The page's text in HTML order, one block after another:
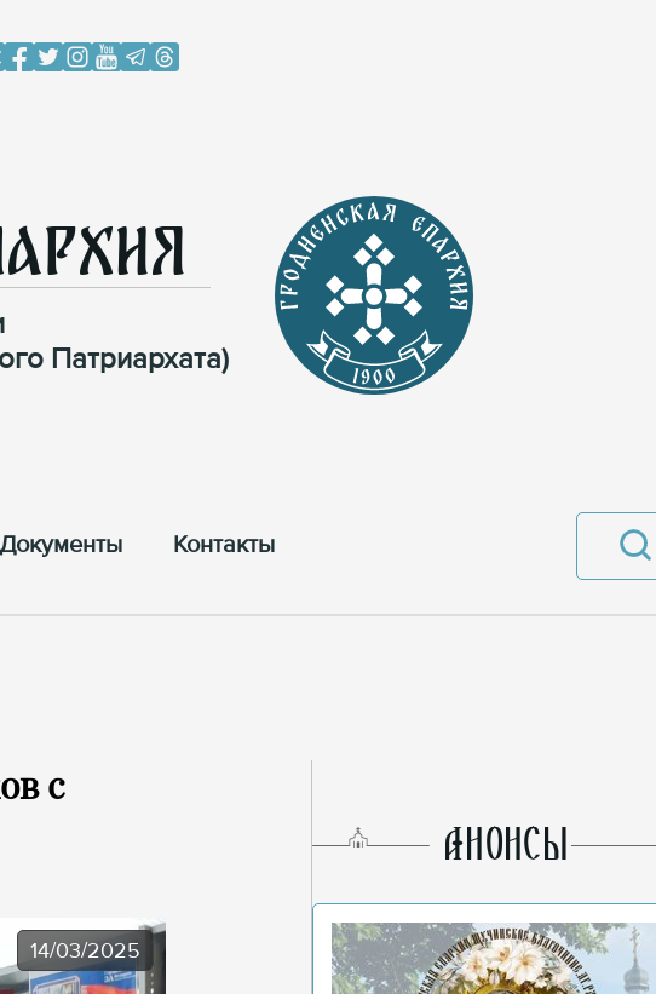
Патриархата)
Документы Контакты
с
14/03/2025
AНОНСЫ